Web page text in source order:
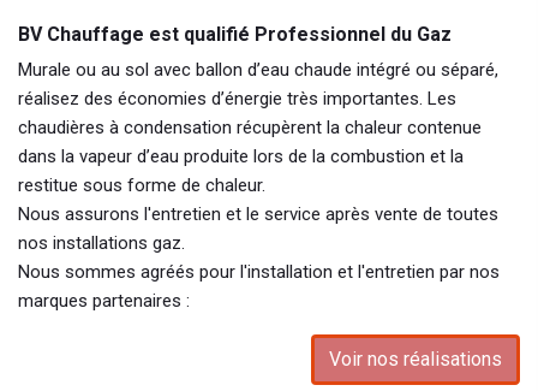
BV Chauffage est qualifié Professionnel du Gaz
Murale ou au sol avec ballon d’eau chaude intégré ou séparé,
réalisez des économies d’énergie très importantes. Les
chaudières à condensation récupèrent la chaleur contenue
dans la vapeur d’eau produite lors de la combustion et la
restitue sous forme de chaleur.
Nous assurons l'entretien et le service après vente de toutes
nos installations gaz.
Nous sommes agréés pour l'installation et l'entretien par nos
marques partenaires :
Voir nos réalisations